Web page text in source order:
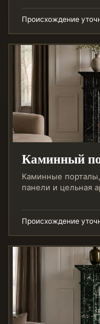
Происхождение
Каминный
Каминные
панели и цельная
Происхождение